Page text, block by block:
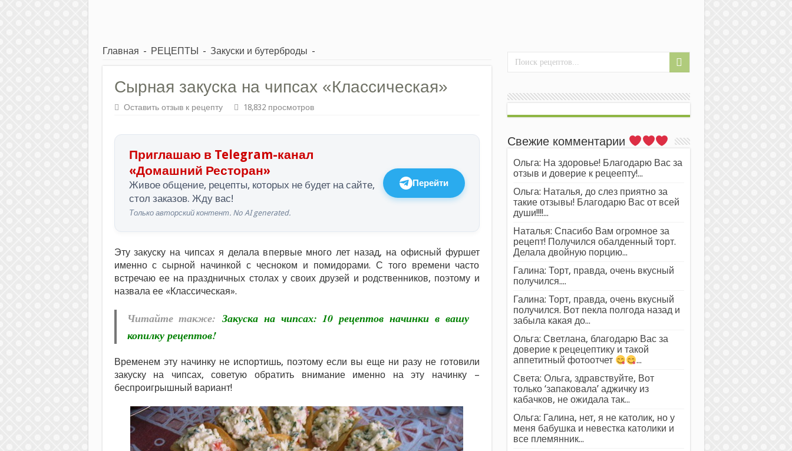
Главная - РЕЦЕПТЫ - Закуски и бутерброды -
Сырная закуска на чипсах «Классическая»
Оставить отзыв к рецепту 18,832 просмотров
Приглашаю в Telegram-канал
«Домашний Ресторан»
Живое общение, рецепты, которых не будет на сайте,
стол заказов. Жду вас!
Только авторский контент. No AI generated.
Перейти
Эту закуску на чипсах я делала впервые много лет назад, на офисный фуршет
именно с сырной начинкой с чесноком и помидорами. С того времени часто
встречаю ее на праздничных столах у своих друзей и родственников, поэтому и
назвала ее «Классическая».
Читайте также:Закуска на чипсах: 10 рецептов начинки в вашу
копилку рецептов!
Временем эту начинку не испортишь, поэтому если вы еще ни разу не готовили
закуску на чипсах, советую обратить внимание именно на эту начинку –
беспроигрышный вариант!
Свежие комментарии
Ольга: На здоровье! Благодарю Вас за
отзыв и доверие к рецеепту!...
Ольга: Наталья, до слез приятно за
такие отзывы! Благодарю Вас от всей
души!!!!...
Наталья: Спасибо Вам огромное за
рецепт! Получился обалденный торт.
Делала двойную порцию...
Галина: Торт, правда, очень вкусный
получился....
Галина: Торт, правда, очень вкусный
получился. Вот пекла полгода назад и
забыла какая до...
Ольга: Светлана, благодарю Вас за
доверие к рецецептику и такой
аппетитный фотоотчет
...
Света: Ольга, здравствуйте, Вот
только ‘запаковала’ аджичку из
кабачков, не ожидала так...
Ольга: Галина, нет, я не католик, но у
меня бабушка и невестка католики и
все племянник...